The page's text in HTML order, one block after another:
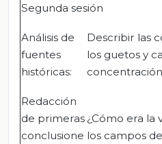
Segunda sesión
Análisis de
fuentes
históricas:
Describir las
los guetos y
Redacción
de primeras
conclusione
¿Cómo era la
los campos